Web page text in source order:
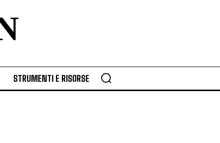
STRUMENTI E RISORSE